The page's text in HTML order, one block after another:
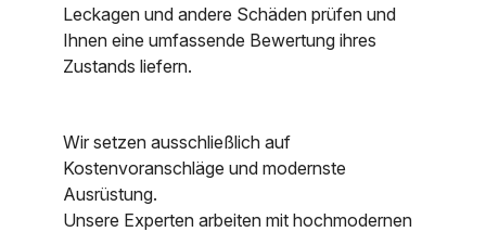
Leckagen und andere Schäden prüfen und
Ihnen eine umfassende Bewertung ihres
Zustands liefern.
Wir setzen ausschließlich auf
Kostenvoranschläge und modernste
Ausrüstung.
Unsere Experten arbeiten mit hochmodernen